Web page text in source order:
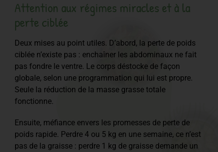
Attention aux régimes miracles et à la
perte ciblée
Deux mises au point utiles. D’abord, la perte de poids
ciblée n’existe pas : enchaîner les abdominaux ne fait
pas fondre le ventre. Le corps déstocke de façon
globale, selon une programmation qui lui est propre.
Seule la réduction de la masse grasse totale
fonctionne.
Ensuite, méfiance envers les promesses de perte de
poids rapide. Perdre 4 ou 5 kg en une semaine, ce n’est
pas de la graisse : perdre 1 kg de graisse demande un